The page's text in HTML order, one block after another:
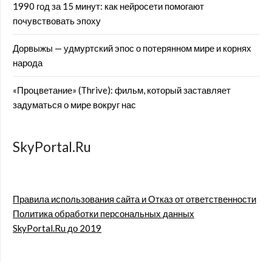
1990 год за 15 минут: как нейросети помогают
почувствовать эпоху
Дорвыжы — удмуртский эпос о потерянном мире и корнях
народа
«Процветание» (Thrive): фильм, который заставляет
задуматься о мире вокруг нас
SkyPortal.Ru
Правила использования сайта и Отказ от ответственности
Политика обработки персональных данных
SkyPortal.Ru до 2019